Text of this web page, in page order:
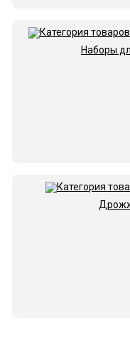
Наборы